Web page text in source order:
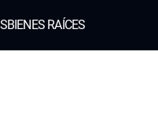
BIENES RAÍCES